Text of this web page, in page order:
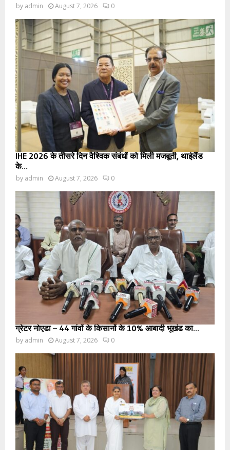
by admin August 7, 2026 0
IHE 2026 के तीसरे दिन वैश्विक संबंधों को मिली मजबूती, थाईलैंड
के...
by admin August 7, 2026 0
ग्रेटर नोएडा – 44 गांवों के किसानों के 10% आबादी भूखंड का...
by admin August 7, 2026 0